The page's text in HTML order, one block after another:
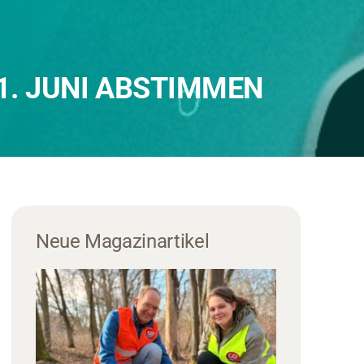
JUNI ABSTIMMEN
Neue Magazinartikel